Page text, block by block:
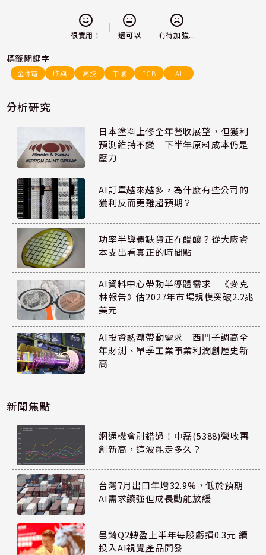
很實用！ 還可以 有待加強...
標籤關鍵字
金像電 欣興 高技 中環 PCB AI
分析研究
日本塗料上修全年營收展望，但獲利
預測維持不變 下半年原料成本仍是
壓力
AI訂單越來越多，為什麼有些公司的
獲利反而更難超預期？
功率半導體缺貨正在醞釀？從大廠資
本支出看真正的時間點
AI資料中心帶動半導體需求 《麥克
林報告》估2027年市場規模突破2.2兆
美元
AI投資熱潮帶動需求 西門子調高全
年財測、單季工業事業利潤創歷史新
高
新聞焦點
網通機會別錯過！中磊(5388)營收再
創新高，這波能走多久？
台灣7月出口年增32.9%，低於預期
AI需求續強但成長動能放緩
邑錡Q2轉盈上半年每股虧損0.3元 續
投入AI視覺產品開發